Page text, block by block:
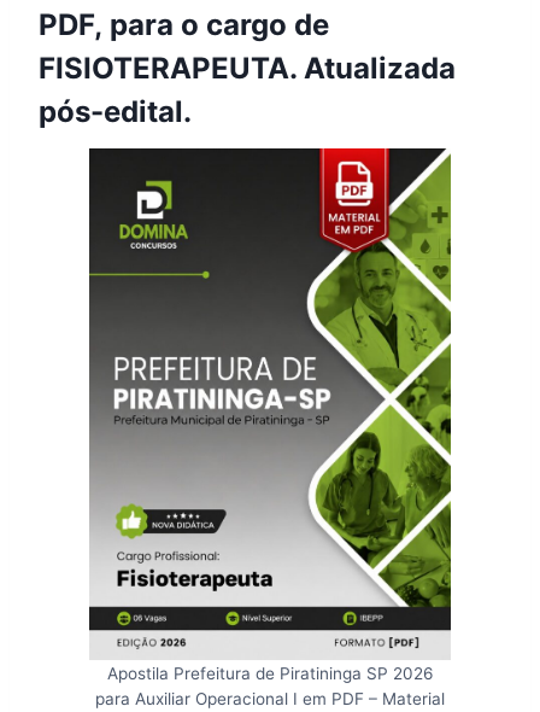
PDF, para o cargo de
FISIOTERAPEUTA. Atualizada
pós-edital.
Apostila Prefeitura de Piratininga SP 2026
para Auxiliar Operacional I em PDF – Material